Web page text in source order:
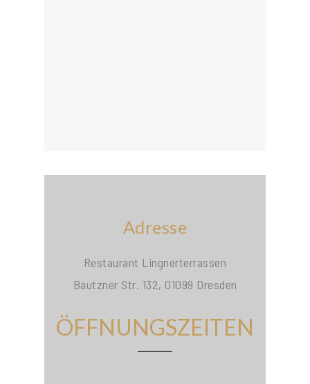
Adresse
Restaurant Lingnerterrassen
Bautzner Str. 132, 01099 Dresden
ÖFFNUNGSZEITEN